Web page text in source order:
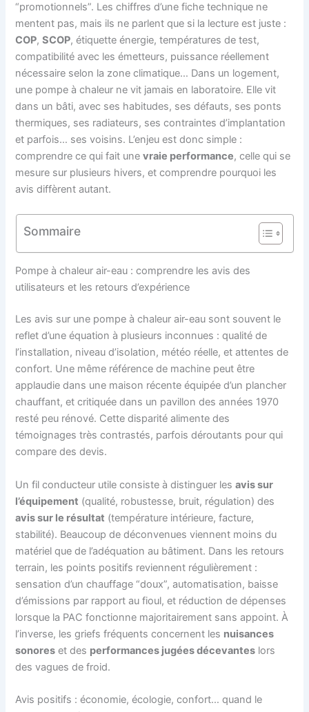
“promotionnels”. Les chiffres d’une fiche technique ne
mentent pas, mais ils ne parlent que si la lecture est juste :
COP,SCOP, étiquette énergie, températures de test,
compatibilité avec les émetteurs, puissance réellement
nécessaire selon la zone climatique… Dans un logement,
une pompe à chaleur ne vit jamais en laboratoire. Elle vit
dans un bâti, avec ses habitudes, ses défauts, ses ponts
thermiques, ses radiateurs, ses contraintes d’implantation
et parfois… ses voisins. L’enjeu est donc simple :
comprendre ce qui fait unevraie performance, celle qui se
mesure sur plusieurs hivers, et comprendre pourquoi les
avis diffèrent autant.
Sommaire
Pompe à chaleur air-eau : comprendre les avis des
utilisateurs et les retours d’expérience
Les avis sur une pompe à chaleur air-eau sont souvent le
reflet d’une équation à plusieurs inconnues : qualité de
l’installation, niveau d’isolation, météo réelle, et attentes de
confort. Une même référence de machine peut être
applaudie dans une maison récente équipée d’un plancher
chauffant, et critiquée dans un pavillon des années 1970
resté peu rénové. Cette disparité alimente des
témoignages très contrastés, parfois déroutants pour qui
compare des devis.
Un fil conducteur utile consiste à distinguer lesavis sur
l’équipement (qualité, robustesse, bruit, régulation) des
avis sur le résultat (température intérieure, facture,
stabilité). Beaucoup de déconvenues viennent moins du
matériel que de l’adéquation au bâtiment. Dans les retours
terrain, les points positifs reviennent régulièrement :
sensation d’un chauffage “doux”, automatisation, baisse
d’émissions par rapport au fioul, et réduction de dépenses
lorsque la PAC fonctionne majoritairement sans appoint. À
l’inverse, les griefs fréquents concernent les nuisances
sonores et des performances jugées décevantes lors
des vagues de froid.
Avis positifs : économie, écologie, confort… quand le